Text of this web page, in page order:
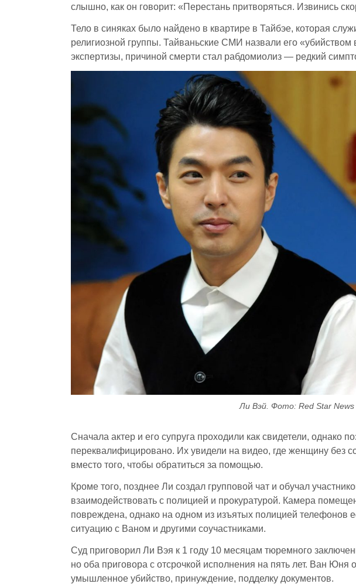
слышно, как он говорит: «Перестань притворяться. Извинись
Тело в синяках было найдено в квартире в Тайбэе, которая
религиозной группы. Тайваньские СМИ назвали его
экспертизы, причиной смерти стал рабдомиолиз — редкий
Ли Вэй. Фото: Red Star News
Сначала актер и его супруга проходили как свидетели, однако
переквалифицировано. Их увидели на видео, где женщину без
вместо того, чтобы обратиться за помощью.
Кроме того, позднее Ли создал групповой чат и обучал
взаимодействовать с полицией и прокуратурой. Камера
повреждена, однако на одном из изъятых полицией телефонов
ситуацию с Ваном и другими соучастниками.
Суд приговорил Ли Вэя к 1 году 10 месяцам тюремного
но оба приговора с отсрочкой исполнения на пять лет. Ван
умышленное убийство, принуждение, подделку документов.